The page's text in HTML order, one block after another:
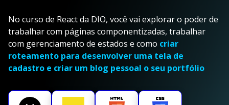
No curso de React da DIO, você vai explorar o poder de
trabalhar com páginas componentizadas, trabalhar
com gerenciamento de estados e como criar
roteamento para desenvolver uma tela de
cadastro e criar um blog pessoal o seu portfólio